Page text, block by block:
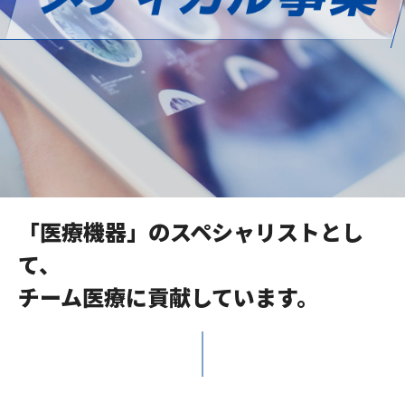
「医療機器」のスペシャリストとし
て、
チーム医療に貢献しています。